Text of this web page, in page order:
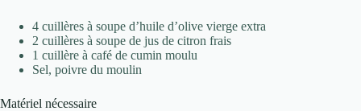
4 cuillères à soupe d’huile d’olive vierge extra
2 cuillères à soupe de jus de citron frais
1 cuillère à café de cumin moulu
Sel, poivre du moulin
Matériel nécessaire